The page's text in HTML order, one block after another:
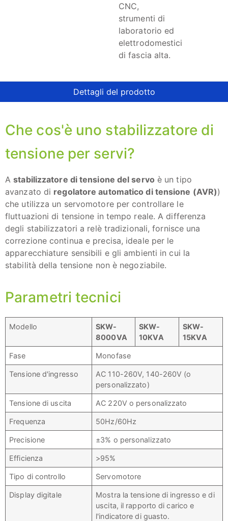
CNC,
strumenti di
laboratorio ed
elettrodomestici
di fascia alta.
Dettagli del prodotto
Che cos'è uno stabilizzatore di
tensione per servi?
Astabilizzatore di tensione del servo è un tipo
avanzato di regolatore automatico di tensione (AVR))
che utilizza un servomotore per controllare le
fluttuazioni di tensione in tempo reale. A differenza
degli stabilizzatori a relè tradizionali, fornisce una
correzione continua e precisa, ideale per le
apparecchiature sensibili e gli ambienti in cui la
stabilità della tensione non è negoziabile.
Parametri tecnici
Modello
SKW-
8000VA
SKW-
10KVA
SKW-
15KVA
Fase Monofase
Tensione d'ingresso
AC 110-260V, 140-260V (o
personalizzato)
Tensione di uscita AC 220V o personalizzato
Frequenza 50Hz/60Hz
Precisione ±3% o personalizzato
Efficienza >95%
Tipo di controllo Servomotore
Display digitale
Mostra la tensione di ingresso e di
uscita, il rapporto di carico e
l'indicatore di guasto.